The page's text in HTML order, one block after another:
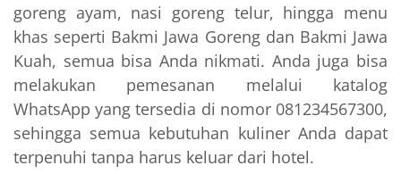
goreng ayam, nasi goreng telur, hingga menu
khas seperti Bakmi Jawa Goreng dan Bakmi Jawa
Kuah, semua bisa Anda nikmati. Anda juga bisa
melakukan pemesanan melalui katalog
WhatsApp yang tersedia di nomor 081234567300,
sehingga semua kebutuhan kuliner Anda dapat
terpenuhi tanpa harus keluar dari hotel.